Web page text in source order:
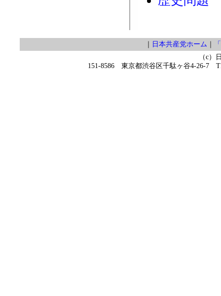
日本共産党ホーム
（c）
151-8586 東京都渋谷区千駄ヶ谷4-26-7